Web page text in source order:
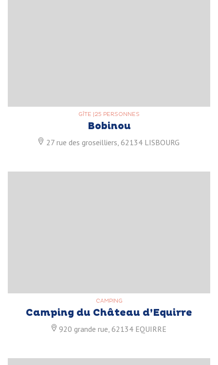
GÎTE 25 PERSONNES
Bobinou
27 rue des groseilliers, 62134 LISBOURG
CAMPING
Camping du Château d’Equirre
920 grande rue, 62134 EQUIRRE